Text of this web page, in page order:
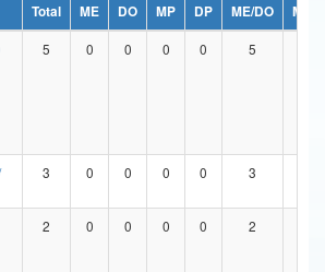
Inovações e Comunicações
Regional
e dos Direitos Humanos
Total ME DO MP DP ME/DO
MP/
5 0 0 0 0 5
3 0 0 0 0 3
2 0 0 0 0 2